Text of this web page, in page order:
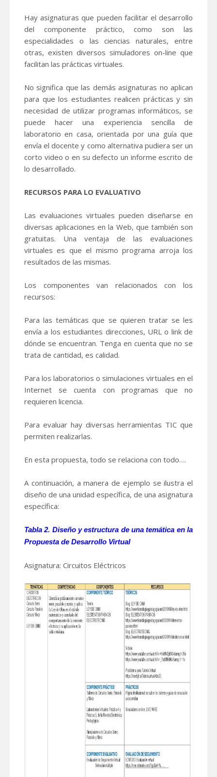
Hay asignaturas que pueden facilitar el desarrollo
del componente práctico, como son las
especialidades o las ciencias naturales, entre
otras, existen diversos simuladores on-line que
facilitan las prácticas virtuales.
No significa que las demás asignaturas no aplican
para que los estudiantes realicen prácticas y sin
necesidad de utilizar programas informáticos, se
puede hacer una experiencia sencilla de
laboratorio en casa, orientada por una guía que
envía el docente y como alternativa pudiera ser un
corto video o en su defecto un informe escrito de
lo desarrollado.
RECURSOS PARA LO EVALUATIVO
Las evaluaciones virtuales pueden diseñarse en
diversas aplicaciones en la Web, que también son
gratuitas. Una ventaja de las evaluaciones
virtuales es que el mismo programa arroja los
resultados de las mismas.
Los componentes van relacionados con los
recursos:
Para las temáticas que se quieren tratar se les
envía a los estudiantes direcciones, URL o link de
dónde se encuentran. Tenga en cuenta que no se
trata de cantidad, es calidad.
Para los laboratorios o simulaciones virtuales en el
Internet se cuenta con programas que no
requieren licencia.
Para evaluar hay diversas herramientas TIC que
permiten realizarlas.
En esta propuesta, todo se relaciona con todo….
A continuación, a manera de ejemplo se ilustra el
diseño de una unidad específica, de una asignatura
específica:
Tabla 2. Diseño y estructura de una temática en la
Propuesta de Desarrollo Virtual
Asignatura: Circuitos Eléctricos